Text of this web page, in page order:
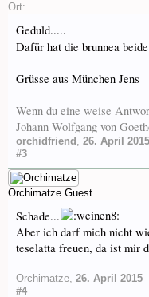
Ort:
Geduld.....
Dafür hat die brunnea
Grüsse aus München Jens
Wenn du eine weise
Johann Wolfgang von
orchidfriend , 26. April 2015
#3
Orchimatze Guest
Schade...
Aber ich darf mich nicht
teselatta freuen, da ist mir
Orchimatze, 26. April 2015
#4